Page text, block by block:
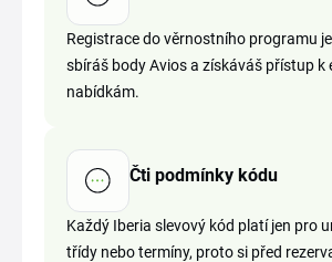
Registrace do věrnostního programu
sbíráš body Avios a získáváš přístup k
nabídkám.
Čti podmínky kódu
Každý Iberia slevový kód platí jen pro
třídy nebo termíny, proto si před